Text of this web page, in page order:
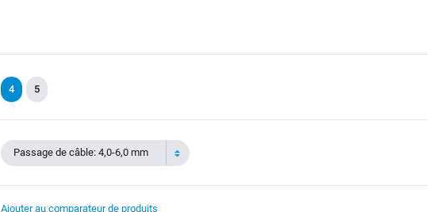
4 5
Passage de câble: 4,0-6,0 mm
Ajouter au comparateur de produits